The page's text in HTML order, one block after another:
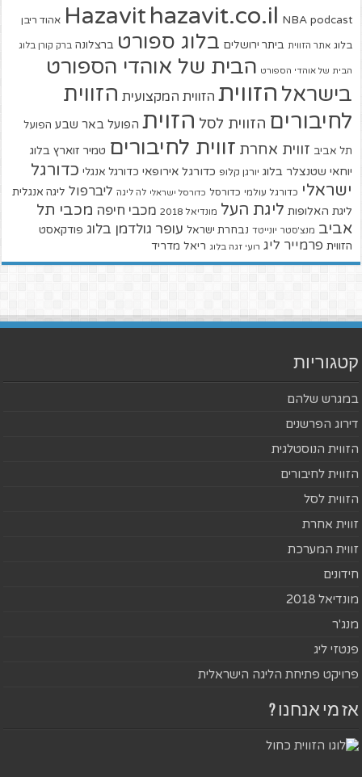
Hazavit hazavit.co.il NBA podcast אהוד ריבן
בלוג אתר הזווית ביתר ירושלים בלוג ספורט ברצלונה ברק קורן בלוג
הבית של אוהדי הספורט הבית של אוהדי הספורט
בישראל הזווית הזווית המקצועית הזווית
לחיבורים הזווית לסל הזוית הפועל באר שבע הפועל
תל אביב זווית אחרת זווית לחיבורים טמיר זוארץ בלוג
יוחאי שטנצלר בלוג יורגן קלופ כדורגל אירופאי כדורגל אנגלי כדורגל
ישראלי כדורגל עולמי כדורסל כדורסל ישראלי לה ליגה ליברפול ליגה אנגלית
ליגת האלופות ליגת העל מונדיאל 2018 מכבי חיפה מכבי תל
אביב מנצ'סטר יונייטד נבחרת ישראל עופר גולדמן בלוג פודקאסט
הזווית פרמייר ליג רועי זגה בלוג ריאל מדריד
קטגוריות
במגרש שלהם
דירוג הפרשנים
הזווית הנוסטלגית
הזווית לחיבורים
הזווית לסל
זווית אחרת
זווית המערכת
חידונים
מונדיאל 2018
מנג'ר
פנטזי ליג
פרויקט פתיחת הליגה הישראלית
אז מי אנחנו ?